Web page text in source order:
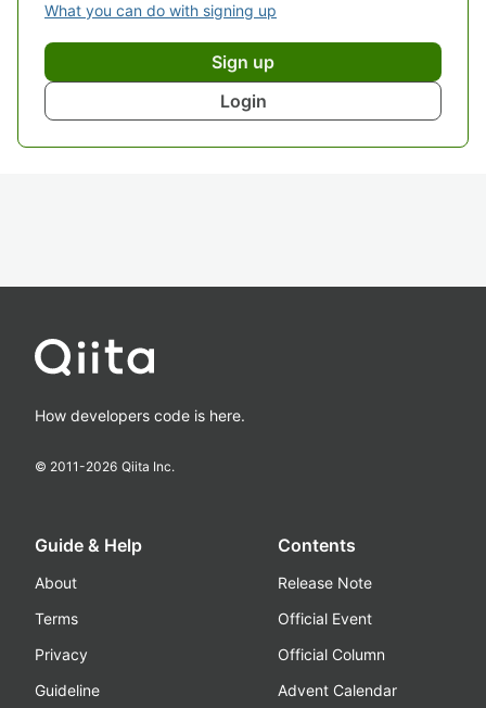
What you can do with signing up
Sign up
Login
How developers code is here.
© 2011-2026 Qiita Inc.
Guide & Help
About
Terms
Privacy
Guideline
Contents
Release Note
Official Event
Official Column
Advent Calendar